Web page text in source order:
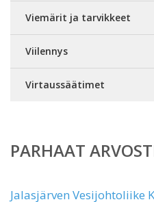
Viemärit ja tarvikkeet
Viilennys
Virtaussäätimet
PARHAAT
Jalasjärven Vesijohtoliike